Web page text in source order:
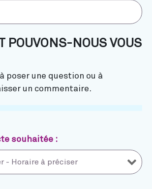
POUVONS-NOUS VOUS
poser une question ou à
un commentaire.
souhaitée :